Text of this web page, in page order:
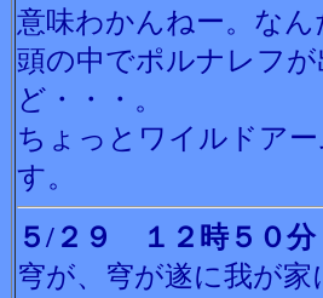
意味わかんねー。な
頭の中でポルナレフ
ど・・・。
ちょっとワイルドア
す。
５/２９ １２時５０分
穹が、穹が遂に我が